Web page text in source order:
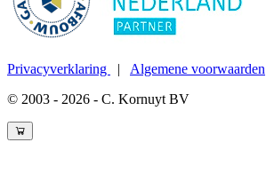
Privacyverklaring
Algemene voorwaarden
© 2003 - 2026 - C. Kornuyt BV